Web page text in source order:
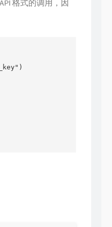
格式的调用，因